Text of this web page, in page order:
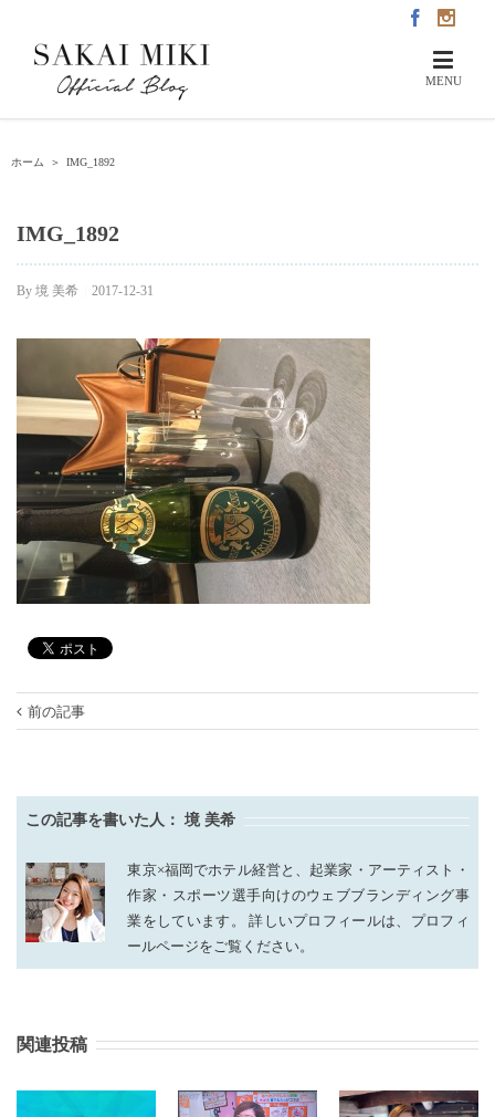
ホーム ＞ IMG_1892
IMG_1892
By 境 美希 2017-12-31
前の記事
この記事を書いた人：境 美希
東京×福岡でホテル経営と、起業家・アーティスト・
作家・スポーツ選手向けのウェブブランディング事
業をしています。 詳しいプロフィールは、プロフィ
ールページをご覧ください。
関連投稿